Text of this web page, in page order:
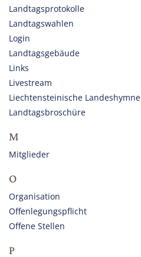
Landtagsprotokolle
Landtagswahlen
Login
Landtagsgebäude
Links
Livestream
Liechtensteinische Landeshymne
Landtagsbroschüre
M
Mitglieder
O
Organisation
Offenlegungspflicht
Offene Stellen
P